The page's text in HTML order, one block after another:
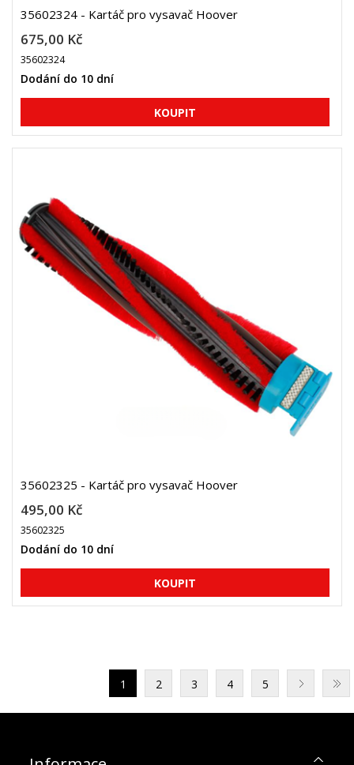
35602324 - Kartáč pro vysavač Hoover
675,00 Kč
35602324
Dodání do 10 dní
35602325 - Kartáč pro vysavač Hoover
495,00 Kč
35602325
Dodání do 10 dní
1 2 3 4 5